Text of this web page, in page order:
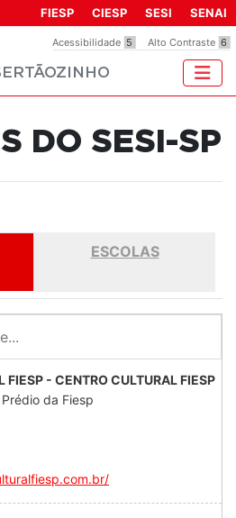
Acessibilidade 5 Alto Contraste 6
FIESP CIESP SESI SENAI
DO SESI-SP
ESCOLAS
FIESP - CENTRO CULTURAL FIESP
da Fiesp